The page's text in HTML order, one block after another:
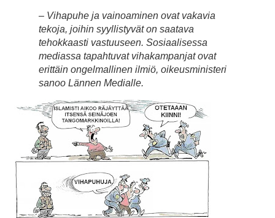
– Vihapuhe ja vainoaminen ovat vakavia
tekoja, joihin syyllistyvät on saatava
tehokkaasti vastuuseen. Sosiaalisessa
mediassa tapahtuvat vihakampanjat ovat
erittäin ongelmallinen ilmiö, oikeusministeri
sanoo Lännen Medialle.